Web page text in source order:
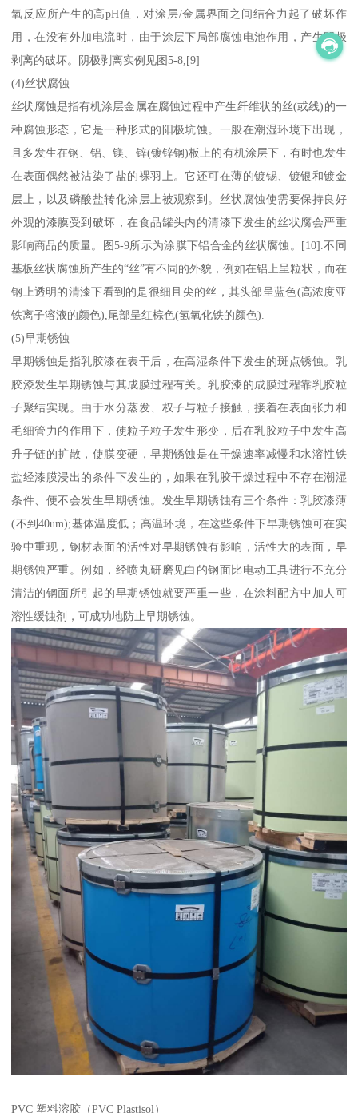
氧反应所产生的高pH值，对涂层/金属界面之间结合力起了破坏作
用，在没有外加电流时，由于涂层下局部腐蚀电池作用，产生阴极
剥离的破坏。阴极剥离实例见图5-8,[9]
(4)丝状腐蚀
丝状腐蚀是指有机涂层金属在腐蚀过程中产生纤维状的丝(或线)的一
种腐蚀形态，它是一种形式的阳极坑蚀。一般在潮湿环境下出现，
且多发生在钢、铝、镁、锌(镀锌钢)板上的有机涂层下，有时也发生
在表面偶然被沾染了盐的裸羽上。它还可在薄的镀锡、镀银和镀金
层上，以及磷酸盐转化涂层上被观察到。丝状腐蚀使需要保持良好
外观的漆膜受到破坏，在食品罐头内的清漆下发生的丝状腐会严重
影响商品的质量。图5-9所示为涂膜下铝合金的丝状腐蚀。[10].不同
基板丝状腐蚀所产生的“丝”有不同的外貌，例如在铝上呈粒状，而在
钢上透明的清漆下看到的是很细且尖的丝，其头部呈蓝色(高浓度亚
铁离子溶液的颜色),尾部呈红棕色(氢氧化铁的颜色).
(5)早期锈蚀
早期锈蚀是指乳胶漆在表干后，在高湿条件下发生的斑点锈蚀。乳
胶漆发生早期锈蚀与其成膜过程有关。乳胶漆的成膜过程靠乳胶粒
子聚结实现。由于水分蒸发、权子与粒子接触，接着在表面张力和
毛细管力的作用下，使粒子粒子发生形变，后在乳胶粒子中发生高
升子链的扩散，使膜变硬，早期锈蚀是在干燥速率减慢和水溶性铁
盐经漆膜浸出的条件下发生的，如果在乳胶干燥过程中不存在潮湿
条件、便不会发生早期锈蚀。发生早期锈蚀有三个条件：乳胶漆薄
(不到40um);基体温度低；高温环境，在这些条件下早期锈蚀可在实
验中重现，钢材表面的活性对早期锈蚀有影响，活性大的表面，早
期锈蚀严重。例如，经喷丸研磨见白的钢面比电动工具进行不充分
清洁的钢面所引起的早期锈蚀就要严重一些，在涂料配方中加人可
溶性缓蚀剂，可成功地防止早期锈蚀。
PVC 塑料溶胶（PVC Plastisol）